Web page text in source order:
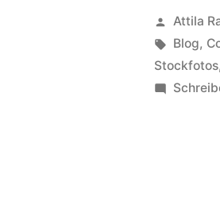
Day+
in
Köln“
von
Attila
Blog,
Stockfotos